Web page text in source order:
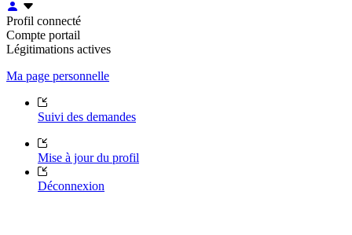
Profil connecté
Compte portail
Légitimations actives
Ma page personnelle
Suivi des demandes
Mise à jour du profil
Déconnexion